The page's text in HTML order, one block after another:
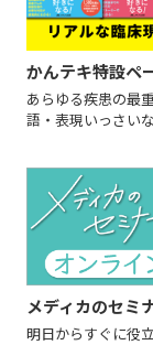
かんテキ特設ペ
あらゆる疾患の最
語・表現いっさい
メディカのセミ
明日からすぐに役